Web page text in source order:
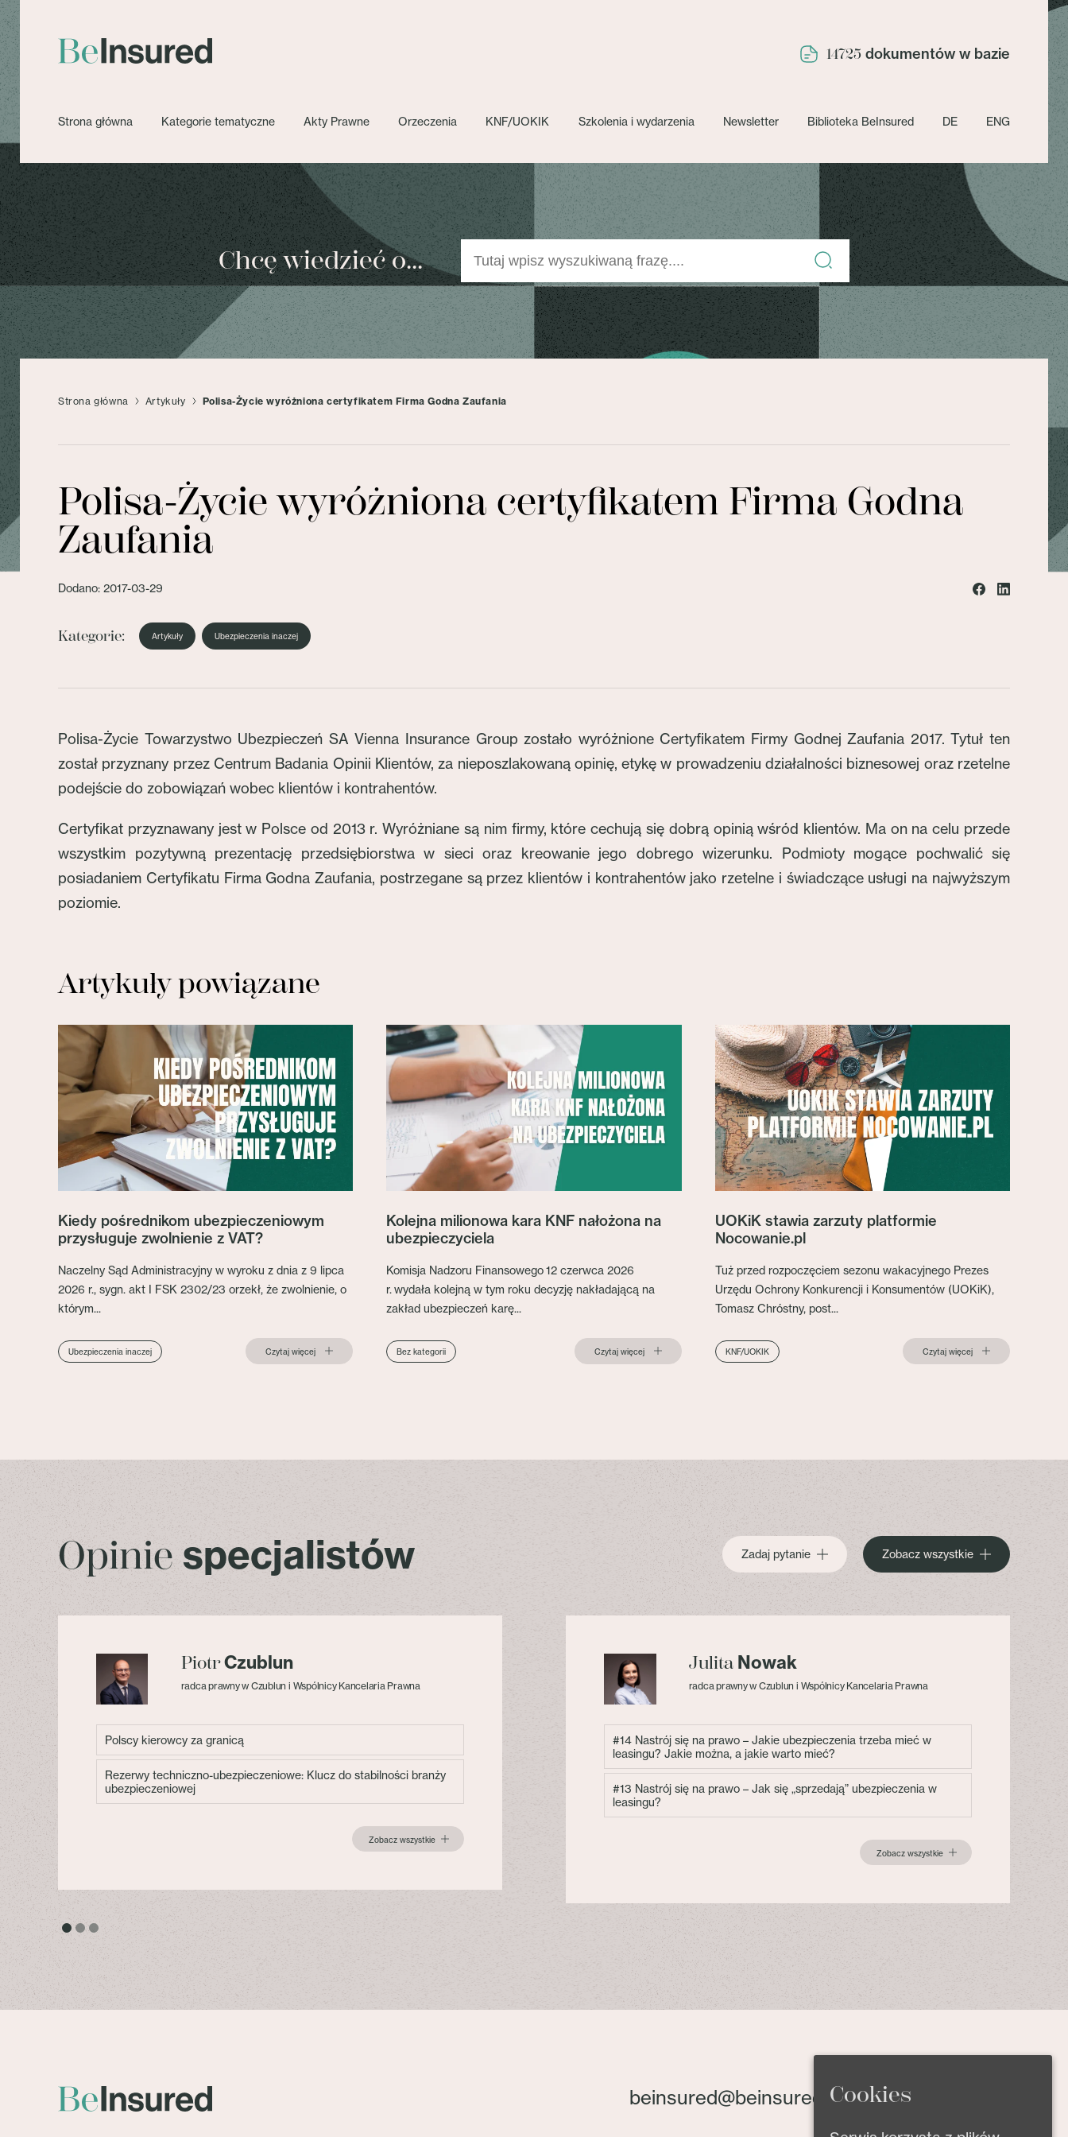
14725 dokumentów w bazie
Strona główna Kategorie tematyczne Akty Prawne Orzeczenia KNF/UOKIK Szkolenia i wydarzenia Newsletter Biblioteka BeInsured DE ENG
Chcę wiedzieć o...
Strona główna Artykuły Polisa-Życie wyróżniona certyfikatem Firma Godna Zaufania
Polisa-Życie wyróżniona certyfikatem Firma Godna
Zaufania
Dodano: 2017-03-29
Kategorie: Artykuły Ubezpieczenia inaczej
Polisa-Życie Towarzystwo Ubezpieczeń SA Vienna Insurance Group zostało wyróżnione Certyfikatem Firmy Godnej Zaufania 2017. Tytuł ten
został przyznany przez Centrum Badania Opinii Klientów, za nieposzlakowaną opinię, etykę w prowadzeniu działalności biznesowej oraz rzetelne
podejście do zobowiązań wobec klientów i kontrahentów.
Certyfikat przyznawany jest w Polsce od 2013 r. Wyróżniane są nim firmy, które cechują się dobrą opinią wśród klientów. Ma on na celu przede
wszystkim pozytywną prezentację przedsiębiorstwa w sieci oraz kreowanie jego dobrego wizerunku. Podmioty mogące pochwalić się
posiadaniem Certyfikatu Firma Godna Zaufania, postrzegane są przez klientów i kontrahentów jako rzetelne i świadczące usługi na najwyższym
poziomie.
Artykuły powiązane
Kiedy pośrednikom ubezpieczeniowym
przysługuje zwolnienie z VAT?
Naczelny Sąd Administracyjny w wyroku z dnia z 9 lipca
2026 r., sygn. akt I FSK 2302/23 orzekł, że zwolnienie, o
którym...
Ubezpieczenia inaczej Czytaj więcej
Kolejna milionowa kara KNF nałożona na
ubezpieczyciela
Komisja Nadzoru Finansowego 12 czerwca 2026
r. wydała kolejną w tym roku decyzję nakładającą na
zakład ubezpieczeń karę...
Bez kategorii Czytaj więcej
UOKiK stawia zarzuty platformie
Nocowanie.pl
Tuż przed rozpoczęciem sezonu wakacyjnego Prezes
Urzędu Ochrony Konkurencji i Konsumentów (UOKiK),
Tomasz Chróstny, post...
KNF/UOKIK Czytaj więcej
Opinie specjalistów Zadaj pytanie Zobacz wszystkie
PiotrCzublun
radca prawny w Czublun i Wspólnicy Kancelaria Prawna
Polscy kierowcy za granicą
Rezerwy techniczno-ubezpieczeniowe: Klucz do stabilności branży
ubezpieczeniowej
Zobacz wszystkie
Julita Nowak
radca prawny w Czublun i Wspólnicy Kancelaria Prawna
#14 Nastrój się na prawo – Jakie ubezpieczenia trzeba mieć w
leasingu? Jakie można, a jakie warto mieć?
#13 Nastrój się na prawo – Jak się „sprzedają” ubezpieczenia w
leasingu?
Zobacz wszystkie
beinsured@beinsured.plCookies